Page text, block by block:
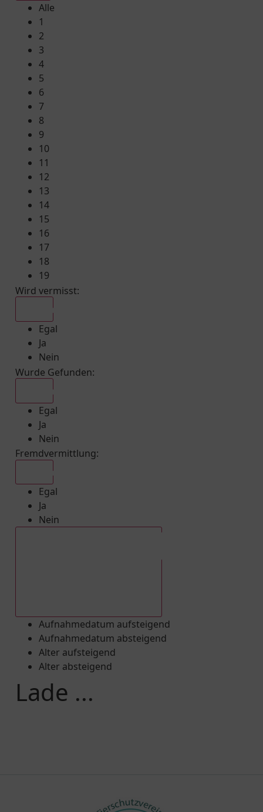
Alle
1
2
3
4
5
6
7
8
9
10
11
12
13
14
15
16
17
18
19
Wird vermisst:
Egal
Ja
Nein
Wurde Gefunden:
Egal
Ja
Nein
Fremdvermittlung:
Egal
Ja
Nein
Aufnahmedatum aufsteigend
Aufnahmedatum absteigend
Alter aufsteigend
Alter absteigend
Lade ...